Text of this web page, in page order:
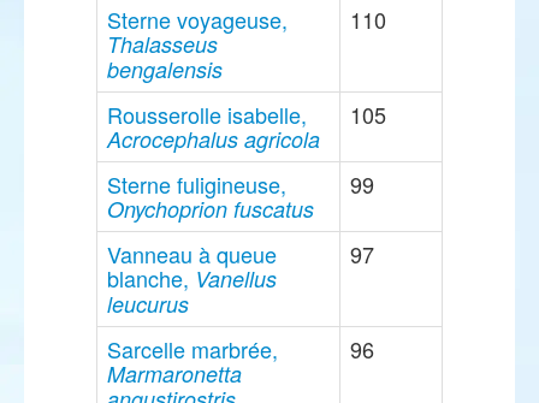
Sterne voyageuse,
Thalasseus
bengalensis
110
Rousserolle isabelle,
Acrocephalus agricola
105
Sterne fuligineuse,
Onychoprion fuscatus
99
Vanneau à queue
blanche, Vanellus
leucurus
97
Sarcelle marbrée,
Marmaronetta
96